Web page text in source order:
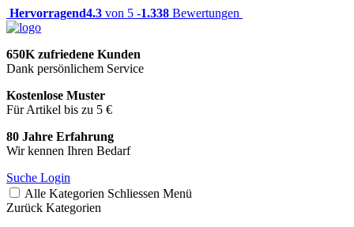
Hervorragend4.3 von 5 -1.338 Bewertungen
650K zufriedene Kunden
Dank persönlichem Service
Kostenlose Muster
Für Artikel bis zu 5 €
80 Jahre Erfahrung
Wir kennen Ihren Bedarf
Suche Login
Alle Kategorien Schliessen Menü
Zurück Kategorien